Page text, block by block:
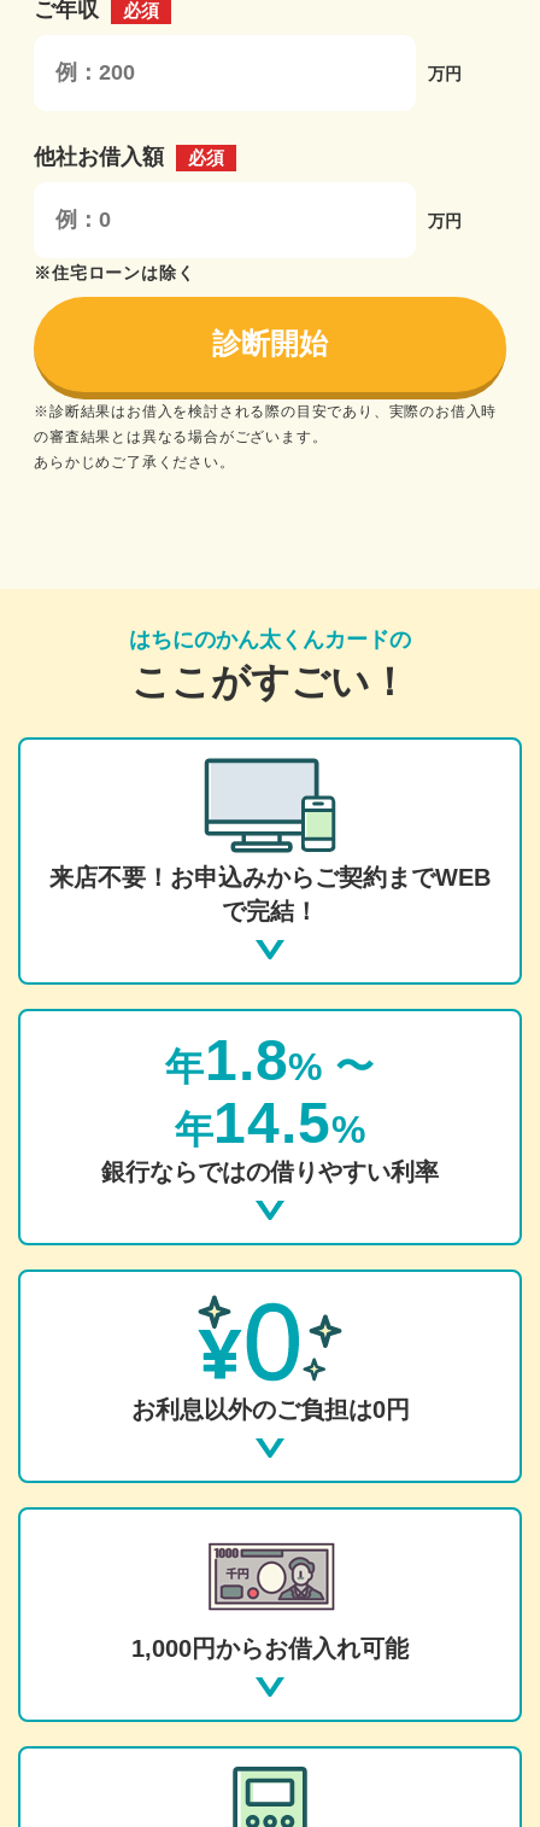
ご年収 必須
万円
他社お借入額 必須
万円
※住宅ローンは除く
※診断結果はお借入を検討される際の目安であり、実際のお借入時
の審査結果とは異なる場合がございます。
あらかじめご了承ください。
はちにのかん太くんカードの
ここがすごい！
来店不要！お申込みからご契約までWEB
で完結！
年1.8% 〜
年14.5%
銀行ならではの借りやすい利率
お利息以外のご負担は0円
1,000円からお借入れ可能